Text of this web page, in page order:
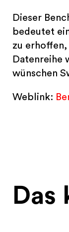
Dieser
bedeutet
zu
Datenreihe
wünschen
Weblink: